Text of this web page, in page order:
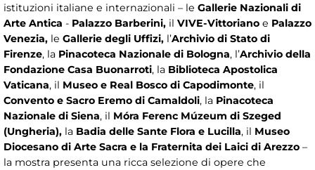
istituzioni italiane e internazionali – le Gallerie Nazionali di
Arte Antica - Palazzo Barberini, il VIVE-Vittoriano e Palazzo
Venezia, le Gallerie degli Uffizi, l’Archivio di Stato di
Firenze, la Pinacoteca Nazionale di Bologna, l’Archivio della
Fondazione Casa Buonarroti, la Biblioteca Apostolica
Vaticana, il Museo e Real Bosco di Capodimonte, il
Convento e Sacro Eremo di Camaldoli, la Pinacoteca
Nazionale di Siena, il Móra Ferenc Múzeum di Szeged
(Ungheria), la Badia delle Sante Flora e Lucilla, il Museo
Diocesano di Arte Sacra e la Fraternita dei Laici di Arezzo –
la mostra presenta una ricca selezione di opere che